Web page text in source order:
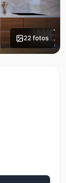
22 fotos